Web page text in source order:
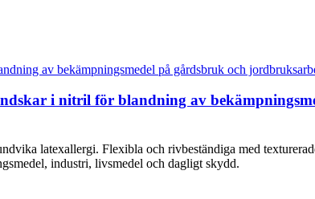
i nitril för blandning av
latexallergi. Flexibla och rivbeständiga med
industri, livsmedel och dagligt skydd.